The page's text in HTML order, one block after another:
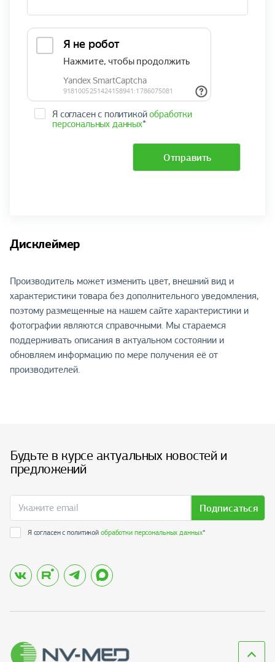
Я согласен с политикойобработки
персональных данных*
Отправить
Дисклеймер
Производитель может изменить цвет, внешний вид и
характеристики товара без дополнительного уведомления,
поэтому размещенные на нашем сайте характеристики и
фотографии являются справочными. Мы стараемся
поддерживать описания в актуальном состоянии и
обновляем информацию по мере получения её от
производителей.
Будьте в курсе актуальных новостей и
предложений
Подписаться
Я согласен с политикойобработки персональных данных*